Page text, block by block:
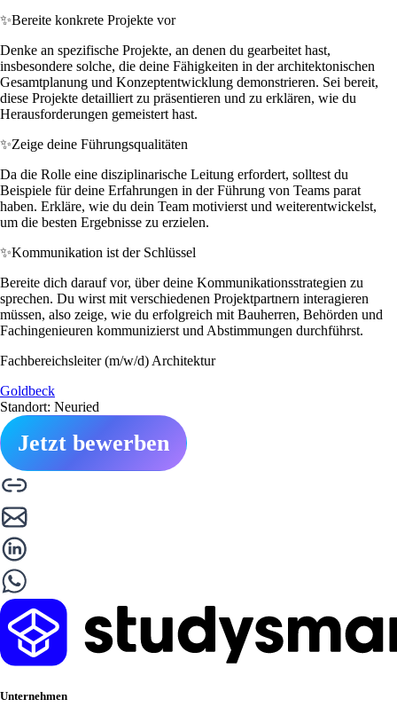
✨Bereite konkrete Projekte vor
Denke an spezifische Projekte, an denen du gearbeitet hast,
insbesondere solche, die deine Fähigkeiten in der architektonischen
Gesamtplanung und Konzeptentwicklung demonstrieren. Sei bereit,
diese Projekte detailliert zu präsentieren und zu erklären, wie du
Herausforderungen gemeistert hast.
✨Zeige deine Führungsqualitäten
Da die Rolle eine disziplinarische Leitung erfordert, solltest du
Beispiele für deine Erfahrungen in der Führung von Teams parat
haben. Erkläre, wie du dein Team motivierst und weiterentwickelst,
um die besten Ergebnisse zu erzielen.
✨Kommunikation ist der Schlüssel
Bereite dich darauf vor, über deine Kommunikationsstrategien zu
sprechen. Du wirst mit verschiedenen Projektpartnern interagieren
müssen, also zeige, wie du erfolgreich mit Bauherren, Behörden und
Fachingenieuren kommunizierst und Abstimmungen durchführst.
Fachbereichsleiter (m/w/d) Architektur
Goldbeck
Standort: Neuried
Jetzt bewerben
Unternehmen